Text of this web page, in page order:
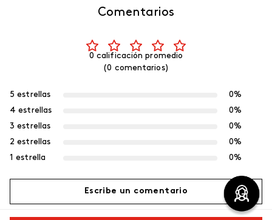
Comentarios
0 calificación promedio
(0 comentarios)
5 estrellas
0%
4 estrellas
0%
3 estrellas
0%
2 estrellas
0%
1 estrella
0%
Escribe un comentario